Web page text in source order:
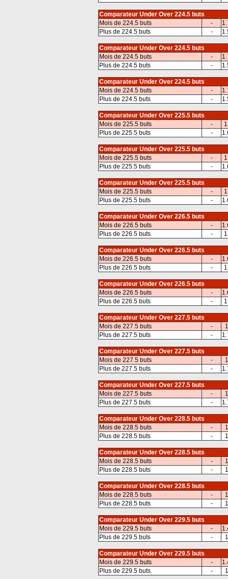
Comparateur Under Over 224.5 buts
Mois de 224.5 buts
-
Plus de 224.5 buts
-
Comparateur Under Over 224.5 buts
Mois de 224.5 buts
-
Plus de 224.5 buts
-
Comparateur Under Over 224.5 buts
Mois de 224.5 buts
-
Plus de 224.5 buts
-
Comparateur Under Over 225.5 buts
Mois de 225.5 buts
-
Plus de 225.5 buts
-
Comparateur Under Over 225.5 buts
Mois de 225.5 buts
-
Plus de 225.5 buts
-
Comparateur Under Over 225.5 buts
Mois de 225.5 buts
-
Plus de 225.5 buts
-
Comparateur Under Over 226.5 buts
Mois de 226.5 buts
-
Plus de 226.5 buts
-
Comparateur Under Over 226.5 buts
Mois de 226.5 buts
-
Plus de 226.5 buts
-
Comparateur Under Over 226.5 buts
Mois de 226.5 buts
-
Plus de 226.5 buts
-
Comparateur Under Over 227.5 buts
Mois de 227.5 buts
-
Plus de 227.5 buts
-
Comparateur Under Over 227.5 buts
Mois de 227.5 buts
-
Plus de 227.5 buts
-
Comparateur Under Over 227.5 buts
Mois de 227.5 buts
-
Plus de 227.5 buts
-
Comparateur Under Over 228.5 buts
Mois de 228.5 buts
-
Plus de 228.5 buts
-
Comparateur Under Over 228.5 buts
Mois de 228.5 buts
-
Plus de 228.5 buts
-
Comparateur Under Over 228.5 buts
Mois de 228.5 buts
-
Plus de 228.5 buts
-
Comparateur Under Over 229.5 buts
Mois de 229.5 buts
-
Plus de 229.5 buts
-
Comparateur Under Over 229.5 buts
Mois de 229.5 buts
-
Plus de 229.5 buts
-